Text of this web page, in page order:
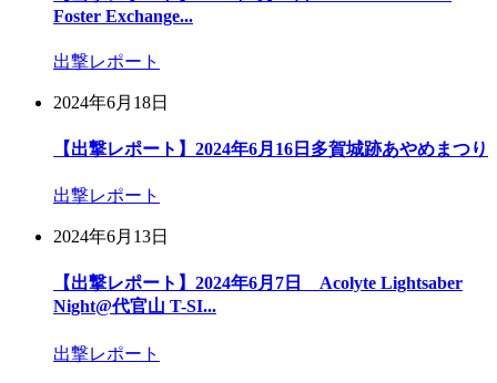
Foster Exchange...
出撃レポート
2024年6月18日
【出撃レポート】2024年6月16日多賀城跡あやめまつり
出撃レポート
2024年6月13日
【出撃レポート】2024年6月7日 Acolyte Lightsaber
Night@代官山 T-SI...
出撃レポート